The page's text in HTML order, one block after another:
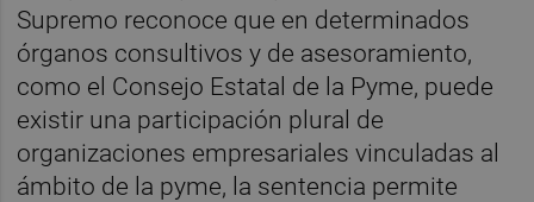
Supremo reconoce que en determinados
órganos consultivos y de asesoramiento,
como el Consejo Estatal de la Pyme, puede
existir una participación plural de
organizaciones empresariales vinculadas al
ámbito de la pyme, la sentencia permite